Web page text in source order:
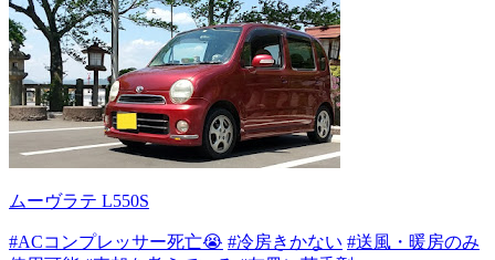
ムーヴラテ L550S
#ACコンプレッサー死亡😭 #冷房きかない #送風・暖房のみ